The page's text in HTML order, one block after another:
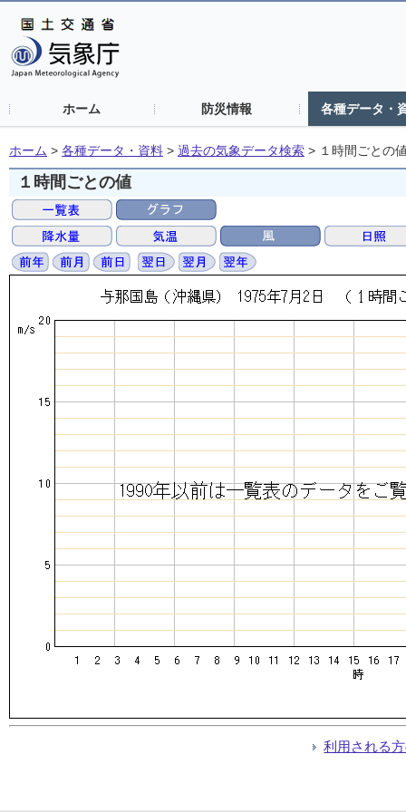
ホーム 防災情報 各種データ・
ホーム > 各種データ・資料 > 過去の気象データ検索 > １時間ごとの
１時間ごとの値
利用される